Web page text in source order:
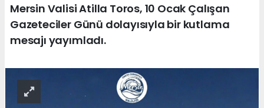
Mersin Valisi Atilla Toros, 10 Ocak Çalışan
Gazeteciler Günü dolayısıyla bir kutlama
mesajı yayımladı.